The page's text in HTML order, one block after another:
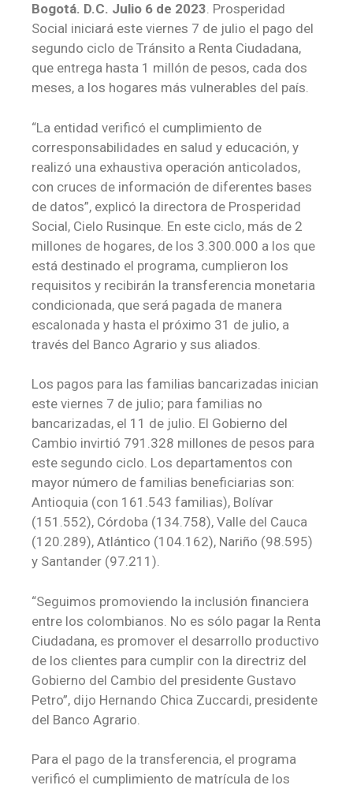
Bogotá. D.C. Julio 6 de 2023. Prosperidad
Social iniciará este viernes 7 de julio el pago del
segundo ciclo de Tránsito a Renta Ciudadana,
que entrega hasta 1 millón de pesos, cada dos
meses, a los hogares más vulnerables del país.
“La entidad verificó el cumplimiento de
corresponsabilidades en salud y educación, y
realizó una exhaustiva operación anticolados,
con cruces de información de diferentes bases
de datos”, explicó la directora de Prosperidad
Social, Cielo Rusinque. En este ciclo, más de 2
millones de hogares, de los 3.300.000 a los que
está destinado el programa, cumplieron los
requisitos y recibirán la transferencia monetaria
condicionada, que será pagada de manera
escalonada y hasta el próximo 31 de julio, a
través del Banco Agrario y sus aliados.
Los pagos para las familias bancarizadas inician
este viernes 7 de julio; para familias no
bancarizadas, el 11 de julio. El Gobierno del
Cambio invirtió 791.328 millones de pesos para
este segundo ciclo. Los departamentos con
mayor número de familias beneficiarias son:
Antioquia (con 161.543 familias), Bolívar
(151.552), Córdoba (134.758), Valle del Cauca
(120.289), Atlántico (104.162), Nariño (98.595)
y Santander (97.211).
“Seguimos promoviendo la inclusión financiera
entre los colombianos. No es sólo pagar la Renta
Ciudadana, es promover el desarrollo productivo
de los clientes para cumplir con la directriz del
Gobierno del Cambio del presidente Gustavo
Petro”, dijo Hernando Chica Zuccardi, presidente
del Banco Agrario.
Para el pago de la transferencia, el programa
verificó el cumplimiento de matrícula de los